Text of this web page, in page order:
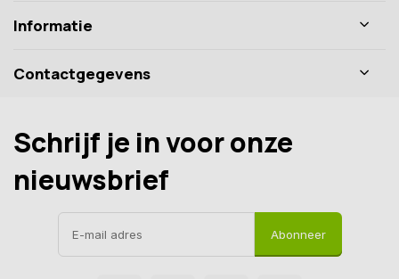
Informatie
Contactgegevens
Schrijf je in voor onze
nieuwsbrief
Abonneer